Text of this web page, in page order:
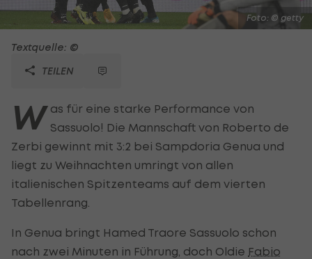
Foto: © getty
Textquelle: ©
TEILEN
W as für eine starke Performance von
Sassuolo! Die Mannschaft von Roberto de
Zerbi gewinnt mit 3:2 bei Sampdoria Genua und
liegt zu Weihnachten umringt von allen
italienischen Spitzenteams auf dem vierten
Tabellenrang.
In Genua bringt Hamed Traore Sassuolo schon
nach zwei Minuten in Führung, doch Oldie Fabio